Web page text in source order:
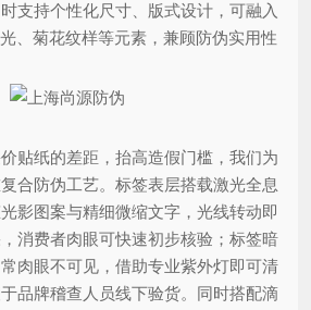
支持个性化尺寸、版式设计，可融入
、菊花纹样等元素，兼顾防伪实用性
纸的差距，抬高造假门槛，我们为
合防伪工艺。标签表层搭载激光全息
影图案与精细微缩文字，光线转动即
消费者肉眼可快速初步核验；标签暗
肉眼不可见，借助专业紫外灯即可清
品牌稽查人员线下验货。同时搭配滴